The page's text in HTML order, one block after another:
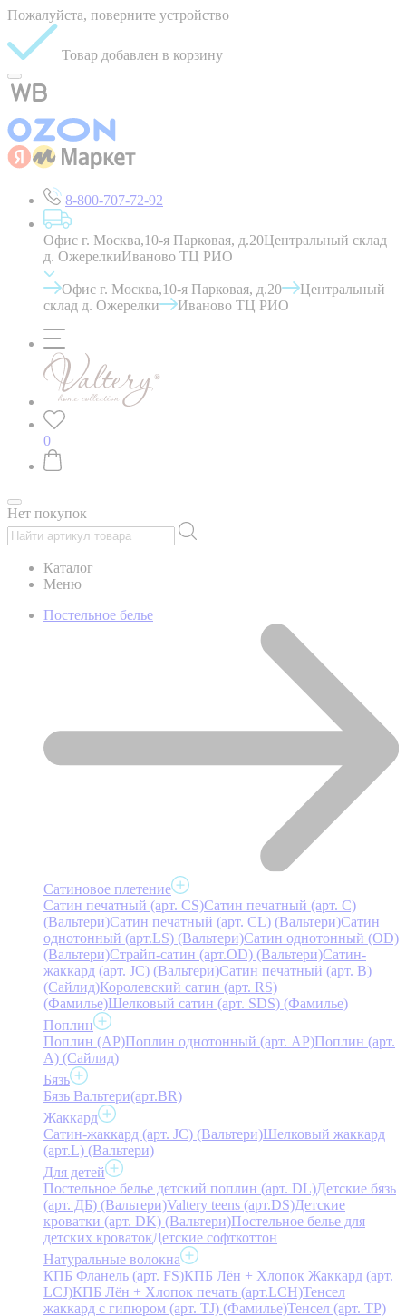
Пожалуйста, поверните устройство
Товар добавлен в корзину
8-800-707-72-92
Офис г. Москва,10-я Парковая, д.20Центральный склад
д. ОжерелкиИваново ТЦ РИО
Офис г. Москва,10-я Парковая, д.20
Центральный
склад д. Ожерелки
Иваново ТЦ РИО
0
Нет покупок
Каталог
Меню
Постельное белье
Сатиновое плетение
Сатин печатный (арт. СS)Сатин печатный (арт. С)
(Вальтери)Сатин печатный (арт. СL) (Вальтери)Сатин
однотонный (арт.LS) (Вальтери)Сатин однотонный (OD)
(Вальтери)Страйп-сатин (арт.OD) (Вальтери)Сатин-
жаккард (арт. JC) (Вальтери)Сатин печатный (арт. В)
(Сайлид)Королевский сатин (арт. RS)
(Фамилье)Шелковый сатин (арт. SDS) (Фамилье)
Поплин
Поплин (AP)Поплин однотонный (арт. AP)Поплин (арт.
А) (Сайлид)
Бязь
Бязь Вальтери(арт.BR)
Жаккард
Сатин-жаккард (арт. JC) (Вальтери)Шелковый жаккард
(арт.L) (Вальтери)
Для детей
Постельное белье детский поплин (арт. DL)Детские бязь
(арт. ДБ) (Вальтери)Valtery teens (арт.DS)Детские
кроватки (арт. DK) (Вальтери)Постельное белье для
детских кроватокДетские софткоттон
Натуральные волокна
КПБ Фланель (арт. FS)КПБ Лён + Хлопок Жаккард (арт.
LCJ)КПБ Лён + Хлопок печать (арт.LCH)Тенсел
жаккард с гипюром (арт. TJ) (Фамилье)Тенсел (арт. ТР)